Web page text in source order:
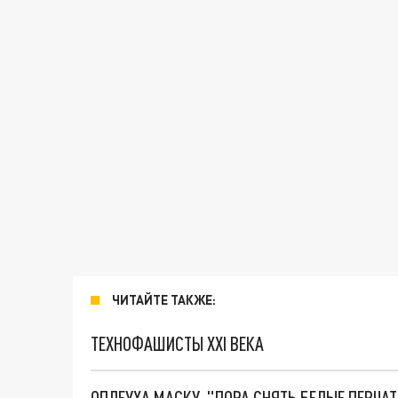
ЧИТАЙТЕ ТАКЖЕ:
ТЕХНОФАШИСТЫ XXI ВЕКА